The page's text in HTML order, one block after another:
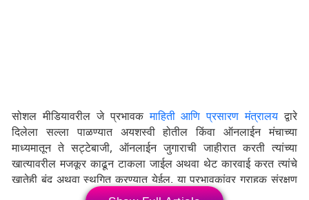
सोशल मीडियावरील जे प्रभावकमाहिती आणि प्रसारण मंत्रालय द्वारे
दिलेला सल्ला पाळण्यात अयशस्वी होतील किंवा ऑनलाईन मंचाच्या
माध्यमातून ते सट्टेबाजी, ऑनलाईन जुगाराची जाहीरात करती त्यांच्या
खात्यावरील मजकूर काढून टाकला जाईल अथवा थेट कारवाई करत त्यांचे
खातेही बंद अथवा स्थगित करण्यात येईल. या प्रभावकांवर ग्राहक संरक्षण
कायदा, 2019 च्या तरतुदीनुसार कारवाई केली जाईल. त्यांच्यावर दंडात्मक